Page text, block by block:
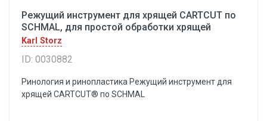
Режущий инструмент для хрящей CARTCUT по
SCHMAL, для простой обработки хрящей
Karl Storz
ID: 0030882
Ринология и ринопластика Режущий инструмент для
хрящей CARTCUT® по SCHMAL